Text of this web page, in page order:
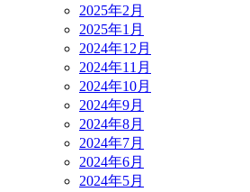
2025年2月
2025年1月
2024年12月
2024年11月
2024年10月
2024年9月
2024年8月
2024年7月
2024年6月
2024年5月